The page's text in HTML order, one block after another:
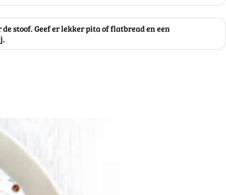
de stoof. Geef er lekker pita of flatbread en een